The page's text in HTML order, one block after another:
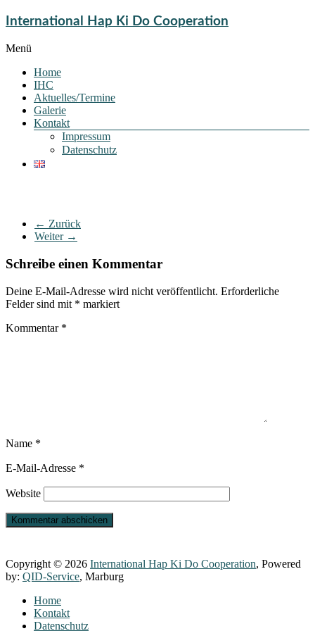
International Hap Ki Do Cooperation
Menü
Home
IHC
Aktuelles/Termine
Galerie
Kontakt
Impressum
Datenschutz
← Zurück
Weiter →
Schreibe einen Kommentar
Deine E-Mail-Adresse wird nicht veröffentlicht. Erforderliche
Felder sind mit * markiert
Kommentar *
Name *
E-Mail-Adresse *
Website
Copyright © 2026 International Hap Ki Do Cooperation, Powered
by: QID-Service, Marburg
Home
Kontakt
Datenschutz